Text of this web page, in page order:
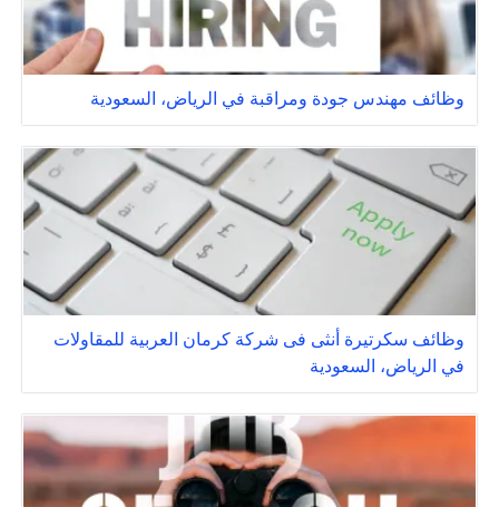
وظائف مهندس جودة ومراقبة في الرياض، السعودية
وظائف سكرتيرة أنثى فى شركة كرمان العربية للمقاولات
في الرياض، السعودية